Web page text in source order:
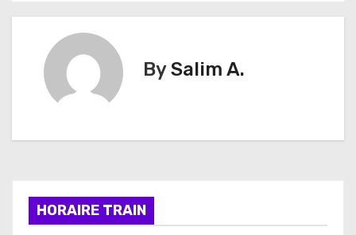
v
o
BySalim A.
HORAIRE TRAIN